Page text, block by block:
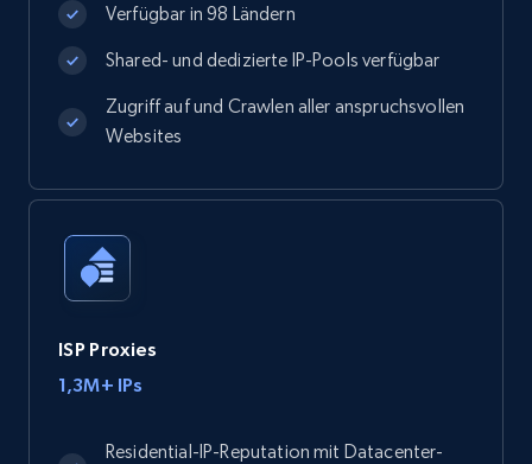
Verfügbar in 98 Ländern
Shared- und dedizierte IP-Pools verfügbar
Zugriff auf und Crawlen aller anspruchsvollen
Websites
ISP Proxies
1,3M+ IPs
Residential-IP-Reputation mit Datacenter-